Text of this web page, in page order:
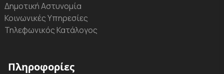
Δημοτική Αστυνομία
Κοινωνικές Υπηρεσίες
Τηλεφωνικός Κατάλογος
Πληροφορίες